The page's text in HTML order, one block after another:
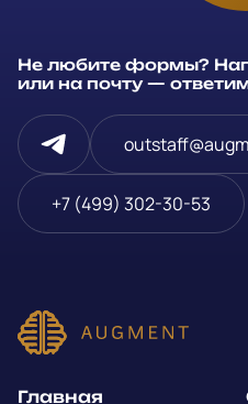
Не любите формы?
или на почту —
+7 (499) 302-30-53
Главная
Компания
Телефон*
E-mail